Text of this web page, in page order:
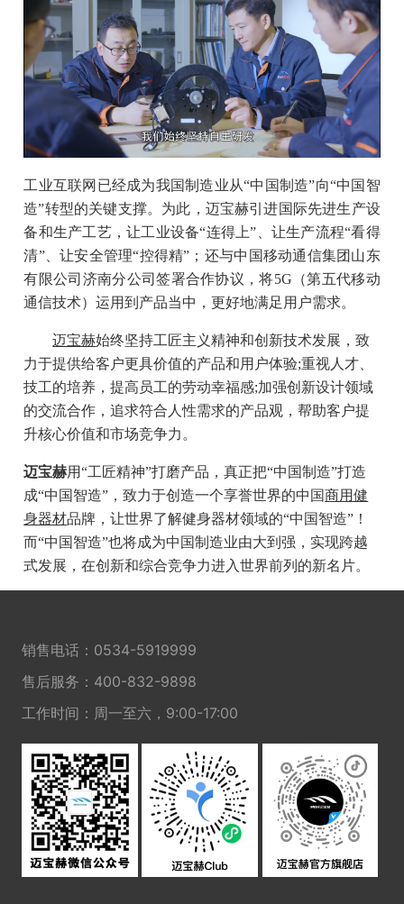
工业互联网已经成为我国制造业从“中国制造”向“中国智
造”转型的关键支撑。为此，迈宝赫引进国际先进生产设
备和生产工艺，让工业设备“连得上”、让生产流程“看得
清”、让安全管理“控得精”；还与中国移动通信集团山东
有限公司济南分公司签署合作协议，将5G（第五代移动
通信技术）运用到产品当中，更好地满足用户需求。
迈宝赫始终坚持工匠主义精神和创新技术发展，致
力于提供给客户更具价值的产品和用户体验;重视人才、
技工的培养，提高员工的劳动幸福感;加强创新设计领域
的交流合作，追求符合人性需求的产品观，帮助客户提
升核心价值和市场竞争力。
迈宝赫用“工匠精神”打磨产品，真正把“中国制造”打造
成“中国智造”，致力于创造一个享誉世界的中国商用健
身器材品牌，让世界了解健身器材领域的“中国智造”！
而“中国智造”也将成为中国制造业由大到强，实现跨越
式发展，在创新和综合竞争力进入世界前列的新名片。
销售电话： 0534-5919999
售后服务： 400-832-9898
工作时间：周一至六，9:00-17:00